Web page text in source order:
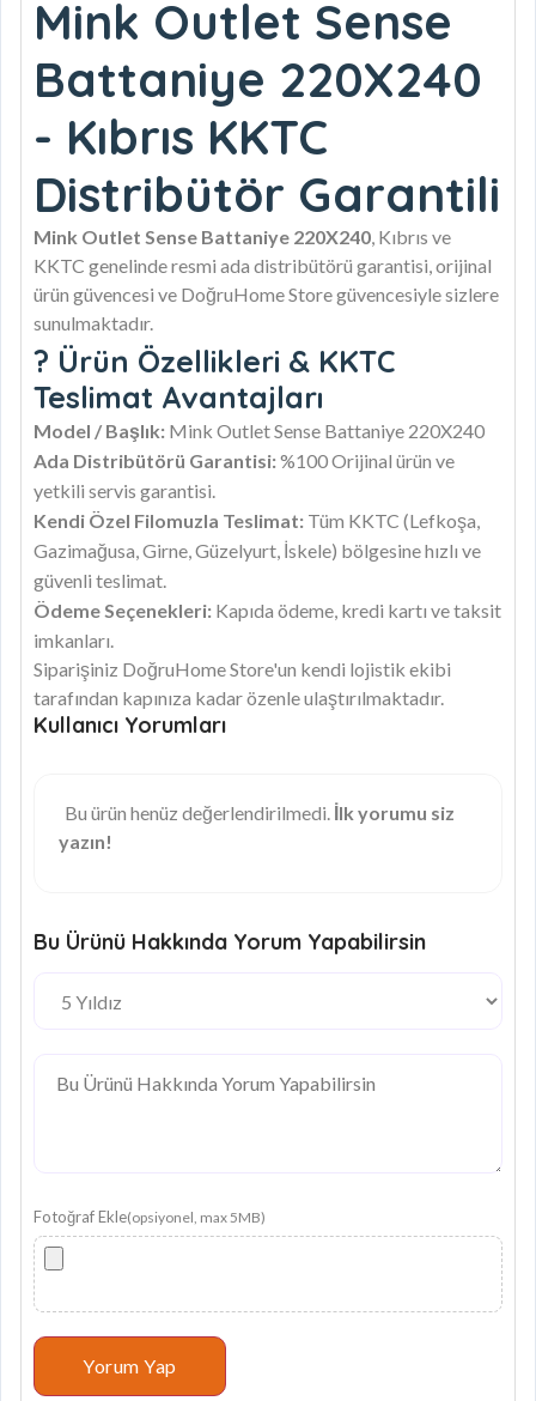
Mink Outlet Sense
Battaniye 220X240
- Kıbrıs KKTC
Distribütör Garantili
Mink Outlet Sense Battaniye 220X240, Kıbrıs ve
KKTC genelinde resmi ada distribütörü garantisi, orijinal
ürün güvencesi ve DoğruHome Store güvencesiyle sizlere
sunulmaktadır.
? Ürün Özellikleri & KKTC
Teslimat Avantajları
Model / Başlık: Mink Outlet Sense Battaniye 220X240
Ada Distribütörü Garantisi:%100 Orijinal ürün ve
yetkili servis garantisi.
Kendi Özel Filomuzla Teslimat: Tüm KKTC (Lefkoşa,
Gazimağusa, Girne, Güzelyurt, İskele) bölgesine hızlı ve
güvenli teslimat.
Ödeme Seçenekleri: Kapıda ödeme, kredi kartı ve taksit
imkanları.
Siparişiniz DoğruHome Store'un kendi lojistik ekibi
tarafından kapınıza kadar özenle ulaştırılmaktadır.
Kullanıcı Yorumları
Bu ürün henüz değerlendirilmedi. İlk yorumu siz
yazın!
Bu Ürünü Hakkında Yorum Yapabilirsin
Fotoğraf Ekle(opsiyonel, max 5MB)
Yorum Yap